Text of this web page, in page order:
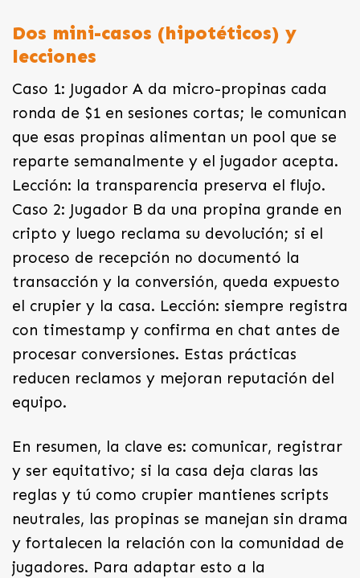
Dos mini-casos (hipotéticos) y
lecciones
Caso 1: Jugador A da micro-propinas cada
ronda de $1 en sesiones cortas; le comunican
que esas propinas alimentan un pool que se
reparte semanalmente y el jugador acepta.
Lección: la transparencia preserva el flujo.
Caso 2: Jugador B da una propina grande en
cripto y luego reclama su devolución; si el
proceso de recepción no documentó la
transacción y la conversión, queda expuesto
el crupier y la casa. Lección: siempre registra
con timestamp y confirma en chat antes de
procesar conversiones. Estas prácticas
reducen reclamos y mejoran reputación del
equipo.
En resumen, la clave es: comunicar, registrar
y ser equitativo; si la casa deja claras las
reglas y tú como crupier mantienes scripts
neutrales, las propinas se manejan sin drama
y fortalecen la relación con la comunidad de
jugadores. Para adaptar esto a la